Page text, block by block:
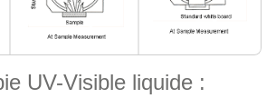
UV-Visible liquide :